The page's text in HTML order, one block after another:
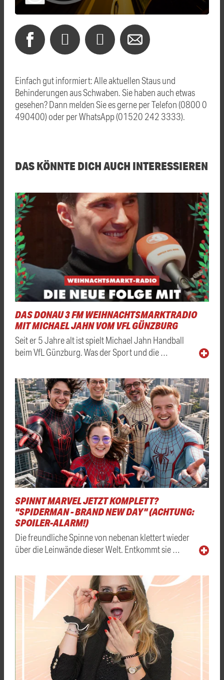
Einfach gut informiert: Alle aktuellen Staus und
Behinderungen aus Schwaben. Sie haben auch etwas
gesehen? Dann melden Sie es gerne per Telefon (0800 0
490400) oder per WhatsApp (01520 242 3333).
DAS KÖNNTE DICH AUCH INTERESSIEREN
DAS DONAU 3 FM WEIHNACHTSMARKTRADIO
MIT MICHAEL JAHN VOM VFL GÜNZBURG
Seit er 5 Jahre alt ist spielt Michael Jahn Handball
beim VfL Günzburg. Was der Sport und die …
SPINNT MARVEL JETZT KOMPLETT?
"SPIDERMAN - BRAND NEW DAY" (ACHTUNG:
SPOILER-ALARM!)
Die freundliche Spinne von nebenan klettert wieder
über die Leinwände dieser Welt. Entkommt sie …